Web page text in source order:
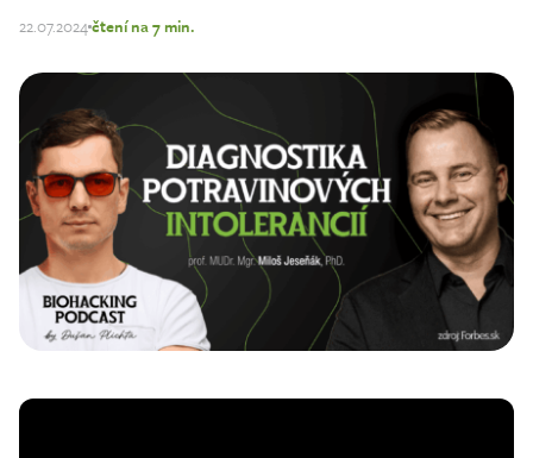
22.07.2024čtení na 7 min.